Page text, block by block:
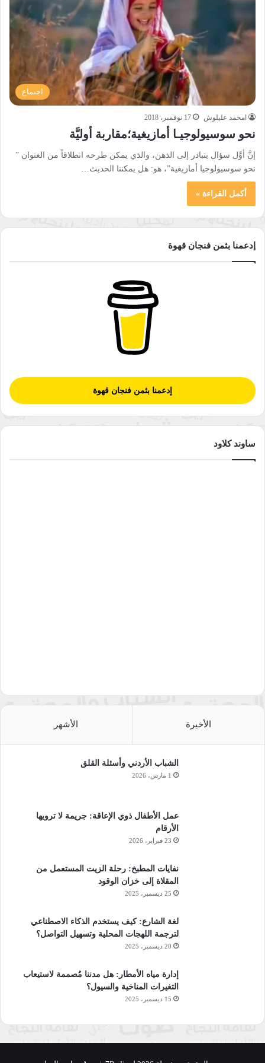
اجتماع
امحمد عليلوش 17 نوفمبر، 2018
نحو سوسيولوجيـا أمازيغية؛مقاربة أوليَّة
إنَّ أوَّل سؤال يتبادر إلى الذهن، والذي يمكن طرحه انطلاقاً من العنوان ”
نحو سوسيولوجيا أمازيغية”، هو: هل يمكننا الحديث…
أكمل القراءة »
إدعمنا بثمن فنجان قهوة
إدعمنا بثمن فنجان قهوة
ساوند كلاود
الأخيرة الأشهر
الشباب الأردني وأسئلة القلق
1 مارس، 2026
عمل الأطفال ذوي الإعاقة: جريمة لا ترويها
الأرقام
23 فبراير، 2026
نفايات المطبخ: رحلة الزيت المستعمل من
المقلاة إلى خزان الوقود
25 ديسمبر، 2025
لغة الشارع: كيف يستخدم الذكاء الاصطناعي
لترجمة اللهجات المحلية وتسهيل التواصل؟
20 ديسمبر، 2025
إدارة مياه الأمطار: هل مدننا مُصممة لاستيعاب
التغيرات المناخية والسيول؟
15 ديسمبر، 2025